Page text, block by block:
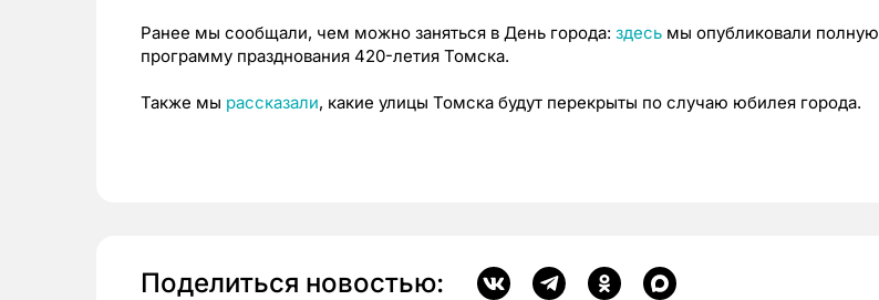
Ранее мы сообщали, чем можно заняться в День города: здесь мы опубликовали полную
программу празднования 420-летия Томска.
Также мы рассказали, какие улицы Томска будут перекрыты по случаю юбилея города.
Поделиться новостью: